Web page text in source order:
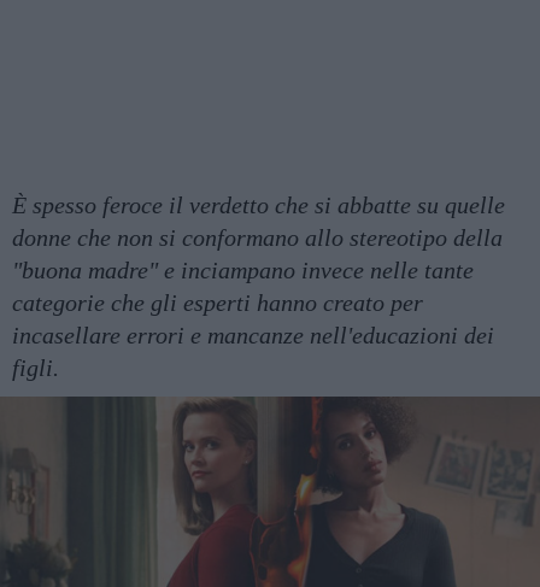
È spesso feroce il verdetto che si abbatte su quelle
donne che non si conformano allo stereotipo della
"buona madre" e inciampano invece nelle tante
categorie che gli esperti hanno creato per
incasellare errori e mancanze nell'educazioni dei
figli.